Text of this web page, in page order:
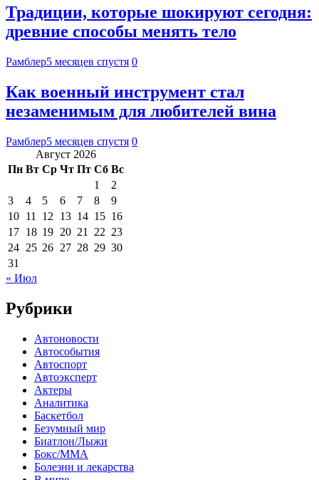
Традиции, которые шокируют сегодня:
древние способы менять тело
Рамблер5 месяцев спустя 0
Как военный инструмент стал
незаменимым для любителей вина
Рамблер5 месяцев спустя 0
Август 2026
Пн Вт Ср Чт Пт Сб Вс
1
2
3
4 5 6 7 8
9
10 11 12 13 14 15 16
17 18 19 20 21 22 23
24 25 26 27 28 29 30
31
« Июл
Рубрики
Автоновости
Автособытия
Автоспорт
Автоэксперт
Актеры
Аналитика
Баскетбол
Безумный мир
Биатлон/Лыжи
Бокс/MMA
Болезни и лекарства